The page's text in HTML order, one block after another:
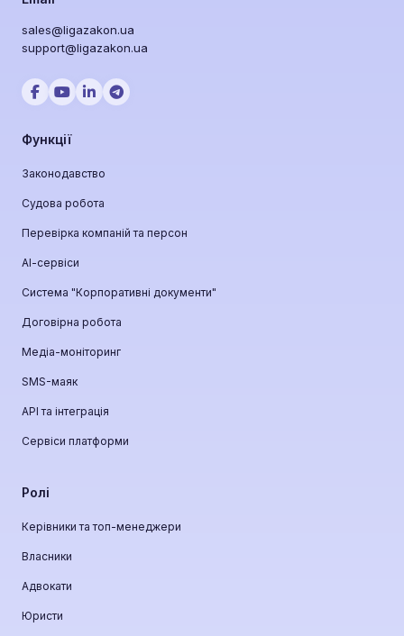
sales@ligazakon.ua
support@ligazakon.ua
Функції
Законодавство
Судова робота
Перевірка компаній та персон
АІ-сервіси
Система "Корпоративні документи"
Договірна робота
Медіа-моніторинг
SMS-маяк
API та інтеграція
Сервіси платформи
Ролі
Керівники та топ-менеджери
Власники
Адвокати
Юристи